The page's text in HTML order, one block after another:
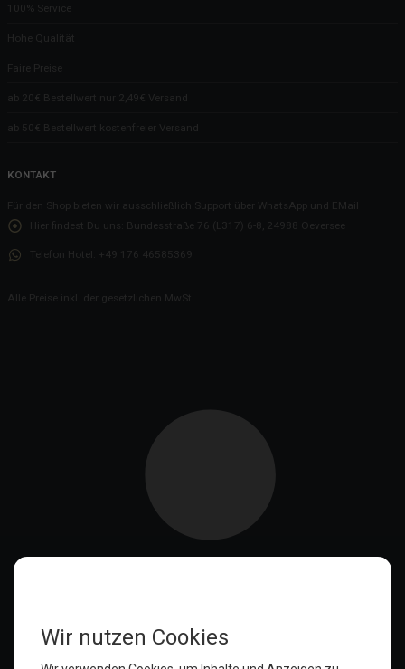
100% Service
Hohe Qualität
Faire Preise
ab 20€ Bestellwert nur 2,49€ Versand
ab 50€ Bestellwert kostenfreier Versand
KONTAKT
Für den Shop bieten wir ausschließlich Support über WhatsApp und EMail
Hier findest Du uns:
Bundesstraße 76 (L317) 6-8, 24988 Oeversee
Telefon Hotel: +49 176 46585369
Alle Preise inkl. der gesetzlichen MwSt.